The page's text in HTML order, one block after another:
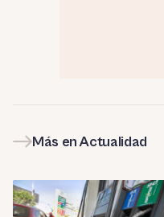
Más en Actualidad